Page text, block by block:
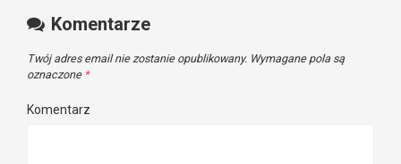
Komentarze
Twój adres email nie zostanie opublikowany. Wymagane pola są
oznaczone *
Komentarz